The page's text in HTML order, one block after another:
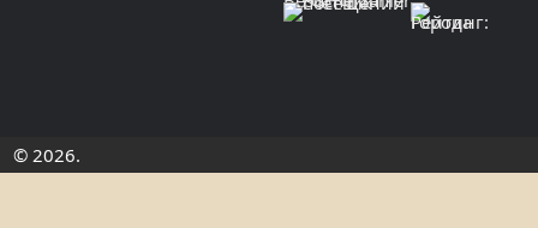
© 2026.